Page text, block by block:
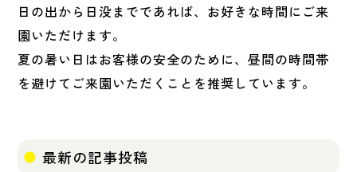
日の出から日没までであれば、お好きな時間にご来
園いただけます。
夏の暑い日はお客様の安全のために、昼間の時間帯
を避けてご来園いただくことを推奨しています。
最新の記事投稿